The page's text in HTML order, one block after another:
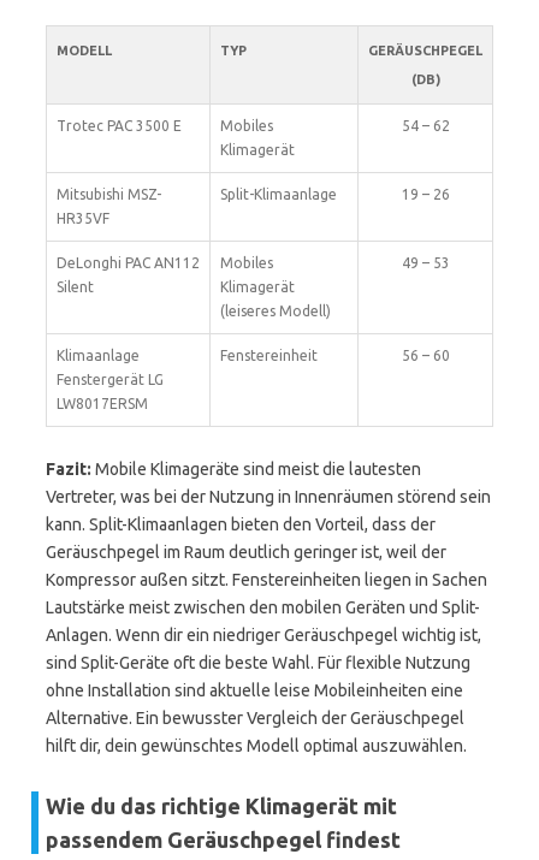
MODELL TYP
GERÄUSCHPEGEL
(DB)
Trotec PAC 3500 E
Mobiles
Klimagerät
54 – 62
Mitsubishi MSZ-
HR35VF
Split-Klimaanlage 19 – 26
DeLonghi PAC AN112
Silent
Mobiles
Klimagerät
(leiseres Modell)
49 – 53
Klimaanlage
Fenstergerät LG
LW8017ERSM
Fenstereinheit 56 – 60
Fazit: Mobile Klimageräte sind meist die lautesten
Vertreter, was bei der Nutzung in Innenräumen störend sein
kann. Split-Klimaanlagen bieten den Vorteil, dass der
Geräuschpegel im Raum deutlich geringer ist, weil der
Kompressor außen sitzt. Fenstereinheiten liegen in Sachen
Lautstärke meist zwischen den mobilen Geräten und Split-
Anlagen. Wenn dir ein niedriger Geräuschpegel wichtig ist,
sind Split-Geräte oft die beste Wahl. Für flexible Nutzung
ohne Installation sind aktuelle leise Mobileinheiten eine
Alternative. Ein bewusster Vergleich der Geräuschpegel
hilft dir, dein gewünschtes Modell optimal auszuwählen.
Wie du das richtige Klimagerät mit
passendem Geräuschpegel findest